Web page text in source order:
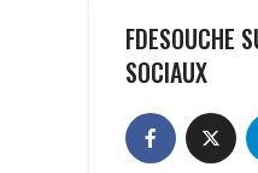
FDESOUCHE
SOCIAUX